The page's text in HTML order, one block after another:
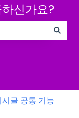
신가요?
시글 공통 기능